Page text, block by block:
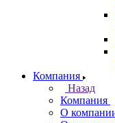
Компания
Назад
Компания
О